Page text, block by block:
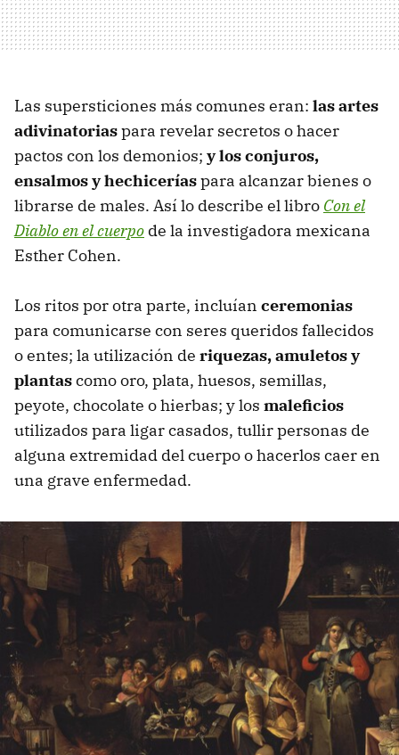
Las supersticiones más comunes eran: las artes
adivinatoriaspara revelar secretos o hacer
pactos con los demonios; y los conjuros,
ensalmos y hechiceríaspara alcanzar bienes o
librarse de males. Así lo describe el libro Con el
Diablo en el cuerpo de la investigadora mexicana
Esther Cohen.
Los ritos por otra parte, incluían ceremonias
para comunicarse con seres queridos fallecidos
o entes; la utilización de riquezas, amuletos y
plantascomo oro, plata, huesos, semillas,
peyote, chocolate o hierbas; y los maleficios
utilizados para ligar casados, tullir personas de
alguna extremidad del cuerpo o hacerlos caer en
una grave enfermedad.